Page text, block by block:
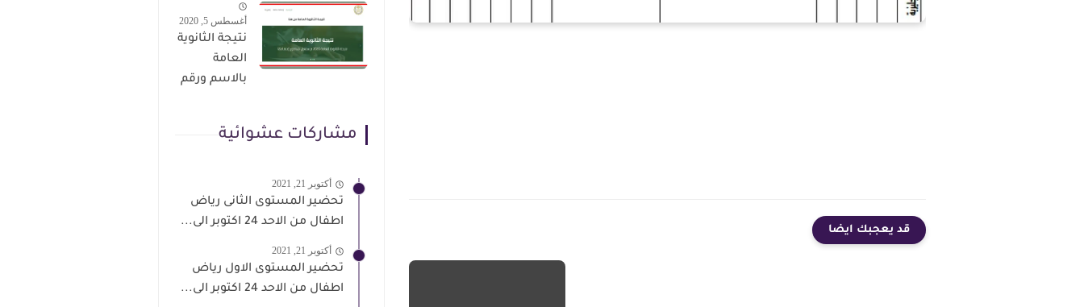
قد يعجبك ايضا
حمل من هنا
أغسطس 5, 2020
نتيجة الثانوية
العامة
بالاسم ورقم
مشاركات عشوائية
أكتوبر 21, 2021
تحضير المستوى الثانى رياض
اطفال من الاحد 24 اكتوبر الى...
أكتوبر 21, 2021
تحضير المستوى الاول رياض
اطفال من الاحد 24 اكتوبر الى...